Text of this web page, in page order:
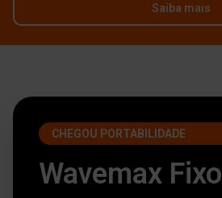
Saiba mais
CHEGOU PORTABILIDADE
Wavemax Fixo